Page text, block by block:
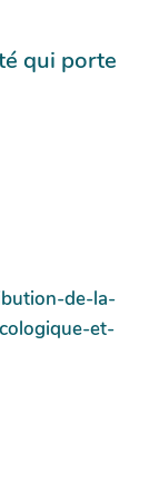
qui porte
de-la-
et-